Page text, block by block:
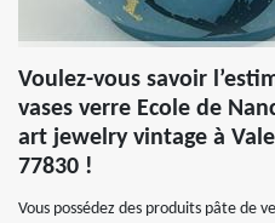
Voulez-vous savoir
vases verre Ecole de
art jewelry vintage à
77830 !
Vous possédez des produits pâte de